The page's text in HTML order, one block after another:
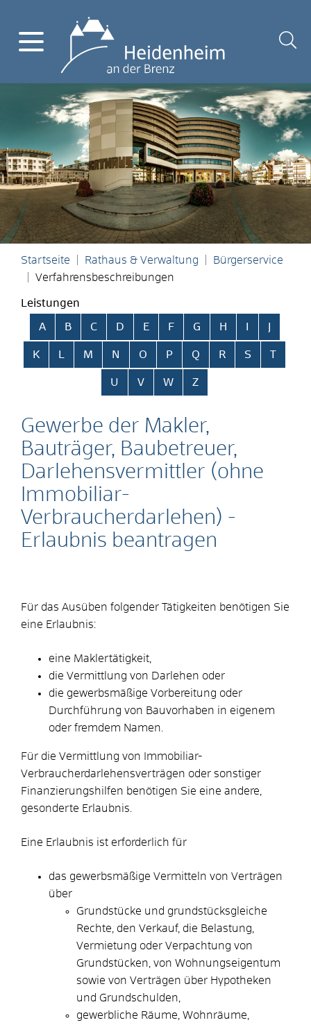
Startseite Rathaus & Verwaltung
Bürgerservice
Verfahrensbeschreibungen
Leistungen
Alphabetisches Register überspringen
A B C D E F G H
K L M N O P Q R S T
U V W Z
Gewerbe der Makler,
Bauträger, Baubetreuer,
Darlehensvermittler (ohne
Immobiliar-
Verbraucherdarlehen) -
Erlaubnis beantragen
Für das Ausüben folgender Tätigkeiten benötigen Sie
eine Erlaubnis:
eine Maklertätigkeit,
die Vermittlung von Darlehen oder
die gewerbsmäßige Vorbereitung oder
Durchführung von Bauvorhaben in eigenem
oder fremdem Namen.
Für die Vermittlung von Immobiliar-
Verbraucherdarlehensverträgen oder sonstiger
Finanzierungshilfen benötigen Sie eine andere,
gesonderte Erlaubnis.
Eine Erlaubnis ist erforderlich für
das gewerbsmäßige Vermitteln von Verträgen
über
Grundstücke und grundstücksgleiche
Rechte, den Verkauf, die Belastung,
Vermietung oder Verpachtung von
Grundstücken, von Wohnungseigentum
sowie von Verträgen über Hypotheken
und Grundschulden,
gewerbliche Räume, Wohnräume,